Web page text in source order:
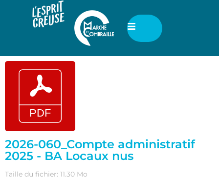
2026-060_Compte administratif
2025 - BA Locaux nus
Taille du fichier: 11.30 Mo